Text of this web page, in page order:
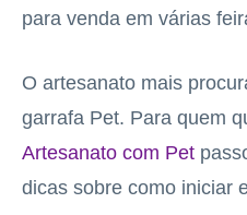
para venda em várias
O artesanato mais
garrafa Pet. Para quem
Artesanato com Pet
dicas sobre como iniciar